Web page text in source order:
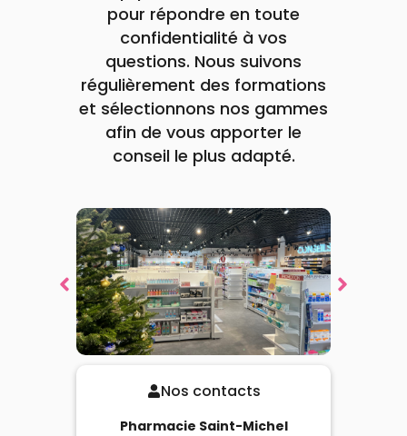
introduite
avec l'accord de votre
Voir le produit
Ajouter au panier Voir la promotion
Voir la promotion Voir la promotion
Voir la promotion
pour répondre en toute
confidentialité à vos
questions. Nous suivons
régulièrement des formations
et sélectionnons nos gammes
afin de vous apporter le
conseil le plus adapté.
Nos contacts
Pharmacie Saint-Michel